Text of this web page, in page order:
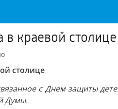
в краевой столице
столице
с Днем защиты
Думы.